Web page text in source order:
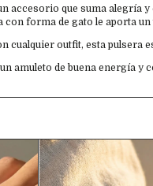
accesorio que suma alegría
con forma de gato le aporta
cualquier outfit, esta pulsera
amuleto de buena energía y